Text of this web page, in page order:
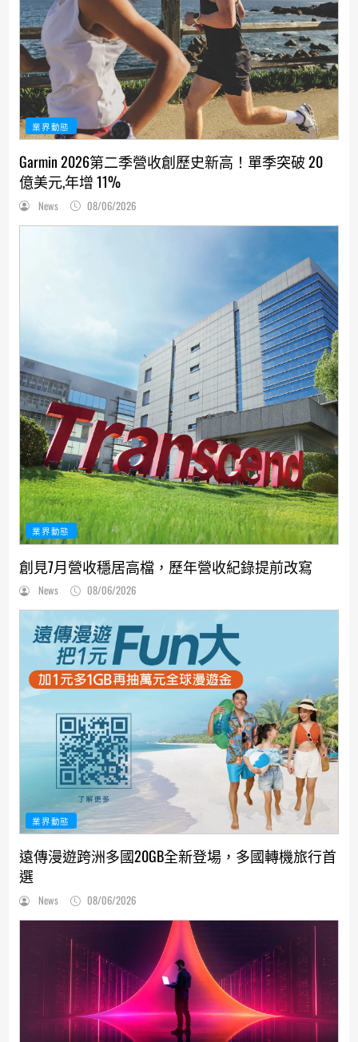
業界動態
Garmin 2026第二季營收創歷史新高！單季突破 20
億美元,年增 11%
News 08/06/2026
業界動態
創見7月營收穩居高檔，歷年營收紀錄提前改寫
News 08/06/2026
業界動態
遠傳漫遊跨洲多國20GB全新登場，多國轉機旅行首
選
News 08/06/2026